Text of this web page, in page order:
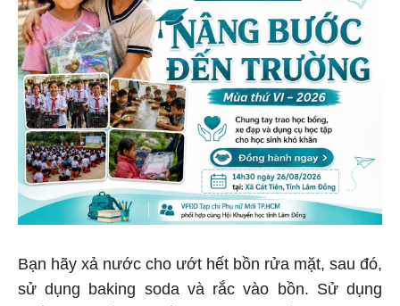
Bạn hãy xả nước cho ướt hết bồn rửa mặt, sau đó,
sử dụng baking soda và rắc vào bồn. Sử dụng